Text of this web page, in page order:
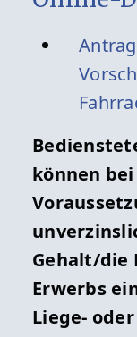
können
Gehalt/die
Erwerbs
Liege-